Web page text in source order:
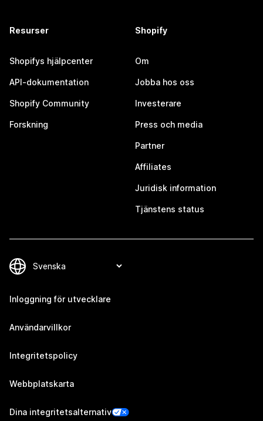
Resurser
Shopifys hjälpcenter
API-dokumentation
Shopify Community
Forskning
Shopify
Om
Jobba hos oss
Investerare
Press och media
Partner
Affiliates
Juridisk information
Tjänstens status
Inloggning för utvecklare
Användarvillkor
Integritetspolicy
Webbplatskarta
Dina integritetsalternativ